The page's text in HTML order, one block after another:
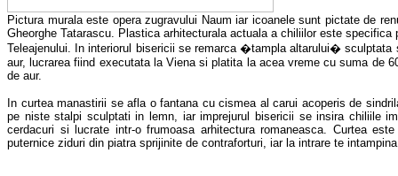
Pictura murala este opera zugravului Naum iar icoanele sunt pictate de
Gheorghe Tatarascu. Plastica arhitecturala actuala a chiliilor este specifica
Teleajenului. In interiorul bisericii se remarca �tampla altarului� sculptata
aur, lucrarea fiind executata la Viena si platita la acea vreme cu suma de
de aur.
In curtea manastirii se afla o fantana cu cismea al carui acoperis de
pe niste stalpi sculptati in lemn, iar imprejurul bisericii se insira chiliile
cerdacuri si lucrate intr-o frumoasa arhitectura romaneasca. Curtea
puternice ziduri din piatra sprijinite de contraforturi, iar la intrare te